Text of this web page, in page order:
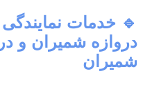
🔹 خدمات
دروازه شمیران و
شمیران